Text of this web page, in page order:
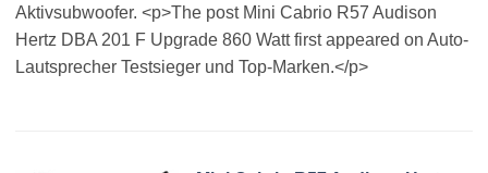
Aktivsubwoofer. <p>The post Mini Cabrio R57 Audison
Hertz DBA 201 F Upgrade 860 Watt first appeared on Auto-
Lautsprecher Testsieger und Top-Marken.</p>